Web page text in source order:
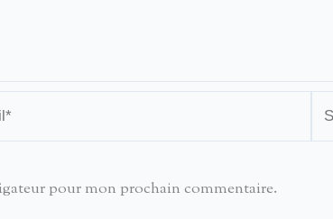
pour mon prochain commentaire.